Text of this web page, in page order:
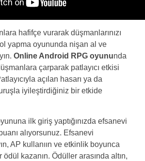
hafifçe vurarak düşmanlarınızı
yapma oyununda nişan al ve
Online Android RPG oyununda
çarparak patlayıcı etkisi
açılan hasarı ya da
iyileştirdiğiniz bir etkide
ilk giriş yaptığınızda efsanevi
alıyorsunuz. Efsanevi
AP kullanıın ve etkinlik boyunca
kazanın. Ödüller arasında altın,